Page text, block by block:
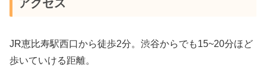
アクセス
JR恵比寿駅西口から徒歩2分。渋谷からでも15~20分ほど
歩いていける距離。